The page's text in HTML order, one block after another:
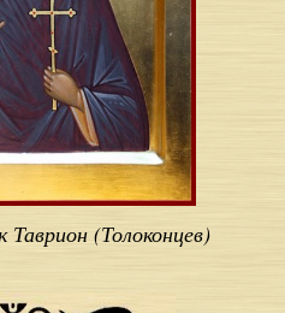
(Толоконцев)